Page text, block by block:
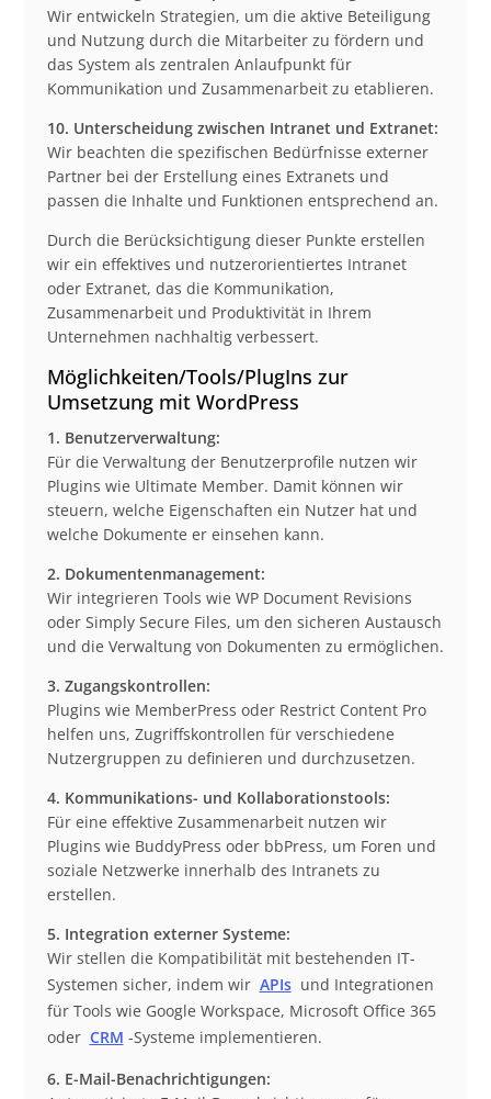
Wir entwickeln Strategien, um die aktive Beteiligung
und Nutzung durch die Mitarbeiter zu fördern und
das System als zentralen Anlaufpunkt für
Kommunikation und Zusammenarbeit zu etablieren.
10. Unterscheidung zwischen Intranet und Extranet:
Wir beachten die spezifischen Bedürfnisse externer
Partner bei der Erstellung eines Extranets und
passen die Inhalte und Funktionen entsprechend an.
Durch die Berücksichtigung dieser Punkte erstellen
wir ein effektives und nutzerorientiertes Intranet
oder Extranet, das die Kommunikation,
Zusammenarbeit und Produktivität in Ihrem
Unternehmen nachhaltig verbessert.
Möglichkeiten/Tools/PlugIns zur
Umsetzung mit WordPress
1. Benutzerverwaltung:
Für die Verwaltung der Benutzerprofile nutzen wir
Plugins wie Ultimate Member. Damit können wir
steuern, welche Eigenschaften ein Nutzer hat und
welche Dokumente er einsehen kann.
2. Dokumentenmanagement:
Wir integrieren Tools wie WP Document Revisions
oder Simply Secure Files, um den sicheren Austausch
und die Verwaltung von Dokumenten zu ermöglichen.
3. Zugangskontrollen:
Plugins wie MemberPress oder Restrict Content Pro
helfen uns, Zugriffskontrollen für verschiedene
Nutzergruppen zu definieren und durchzusetzen.
4. Kommunikations- und Kollaborationstools:
Für eine effektive Zusammenarbeit nutzen wir
Plugins wie BuddyPress oder bbPress, um Foren und
soziale Netzwerke innerhalb des Intranets zu
erstellen.
5. Integration externer Systeme:
Wir stellen die Kompatibilität mit bestehenden IT-
Systemen sicher, indem wir APIs und Integrationen
für Tools wie Google Workspace, Microsoft Office 365
oder CRM -Systeme implementieren.
6. E-Mail-Benachrichtigungen: